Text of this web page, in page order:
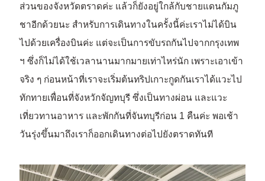
ส่วนของจังหวัดตราดค่ะ แล้วก็ยังอยู่ใกล้กับชายแดนกัมภู
ชาอีกด้วยนะ สำหรับการเดินทางในครั้งนี้ค่ะเราไม่ได้บิน
ไปด้วยเครื่องบินค่ะ แต่จะเป็นการขับรถกันไปจากกรุงเทพ
ฯ ซึ่งก็ไม่ได้ใช้เวลานานมากมายเท่าไหร่นัก เพราะเอาเข้า
จริง ๆ ก่อนหน้าที่เราจะเริ่มต้นทริปเกาะกูดกันเราได้แวะไป
ทักทายเพื่อนที่จังหวักจัญทบุรี ซึ่งเป็นทางผ่อน และแวะ
เที่ยวทานอาหาร และพักกันที่จันทบุรีก่อน 1 คืนค่ะ พอเช้า
วันรุ่งขึ้นมาถึงเราก็ออกเดินทางต่อไปยังตราดทันที